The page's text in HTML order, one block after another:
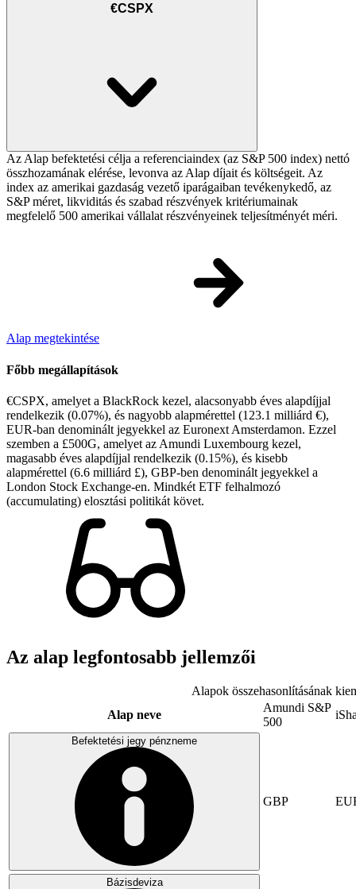
€CSPX
Az Alap befektetési célja a referenciaindex (az S&P 500 index) nettó
összhozamának elérése, levonva az Alap díjait és költségeit. Az
index az amerikai gazdaság vezető iparágaiban tevékenykedő, az
S&P méret, likviditás és szabad részvények kritériumainak
megfelelő 500 amerikai vállalat részvényeinek teljesítményét méri.
Alap megtekintése
Főbb megállapítások
€CSPX, amelyet a BlackRock kezel, alacsonyabb éves alapdíjjal
rendelkezik (0.07%), és nagyobb alapmérettel (123.1 milliárd €),
EUR-ban denominált jegyekkel az Euronext Amsterdamon. Ezzel
szemben a £500G, amelyet az Amundi Luxembourg kezel,
magasabb éves alapdíjjal rendelkezik (0.15%), és kisebb
alapmérettel (6.6 milliárd £), GBP-ben denominált jegyekkel a
London Stock Exchange-en. Mindkét ETF felhalmozó
(accumulating) elosztási politikát követ.
Az alap legfontosabb jellemzői
Alapok összehasonlításának
Alap neve
Amundi S&P
500
Befektetési jegy pénzneme
GBP
Bázisdeviza